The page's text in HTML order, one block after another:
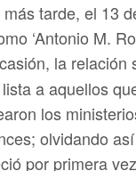
tarde, el 13
‘Antonio M.
la
a aquellos
los
olvidando
por primera